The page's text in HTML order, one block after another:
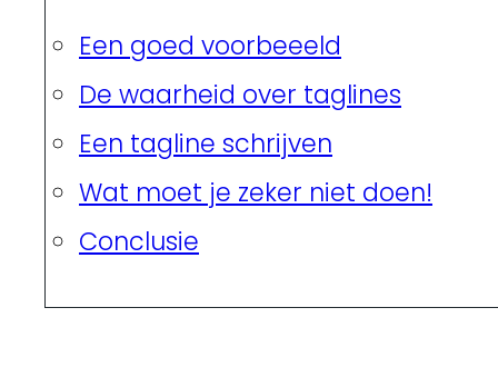
Een goed voorbeeeld
De waarheid over taglines
Een tagline schrijven
Wat moet je zeker niet doen!
Conclusie